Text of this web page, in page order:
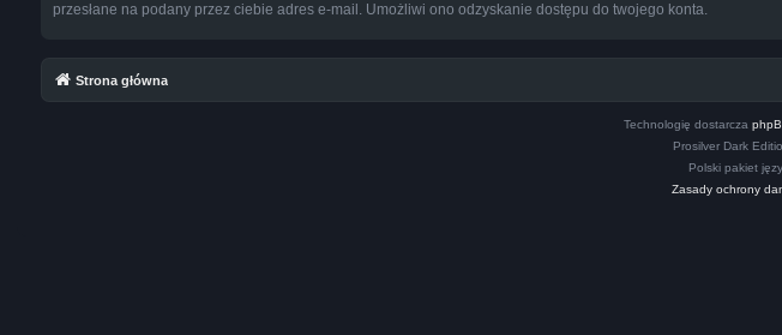
przesłane na podany przez ciebie adres e-mail. Umożliwi ono odzyskanie dostępu do twojego konta.
Strona główna
Technologię dostarcza
Prosilver Dark
Polski pakiet
Zasady ochrony